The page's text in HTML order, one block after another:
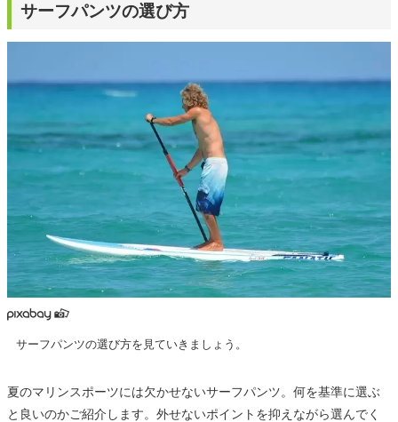
サーフパンツの選び方
サーフパンツの選び方を見ていきましょう。
夏のマリンスポーツには欠かせないサーフパンツ。何を基準に選ぶ
と良いのかご紹介します。外せないポイントを抑えながら選んでく